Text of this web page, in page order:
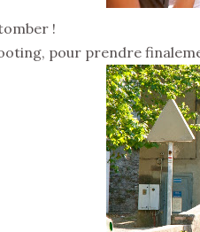
!
pour prendre